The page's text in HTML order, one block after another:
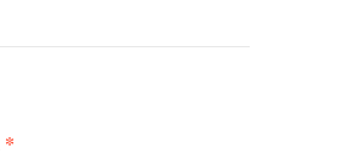
*